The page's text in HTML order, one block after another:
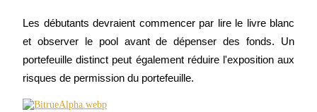
Se connecterS'inscrire
Les débutants devraient commencer par lire le livre blanc
et observer le pool avant de dépenser des fonds. Un
portefeuille distinct peut également réduire l'exposition aux
risques de permission du portefeuille.